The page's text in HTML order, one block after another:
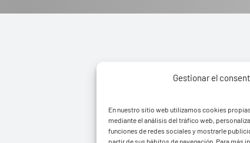
Gestionar el
En nuestro sitio web utilizamos cookies
mediante el análisis del tráfico web,
funciones de redes sociales y mostrarle
partir de sus hábitos de navegación. Para más